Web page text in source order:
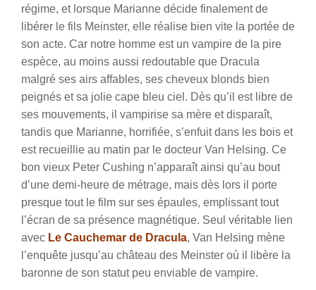
régime, et lorsque Marianne décide finalement de
libérer le fils Meinster, elle réalise bien vite la portée de
son acte. Car notre homme est un vampire de la pire
espèce, au moins aussi redoutable que Dracula
malgré ses airs affables, ses cheveux blonds bien
peignés et sa jolie cape bleu ciel. Dès qu’il est libre de
ses mouvements, il vampirise sa mère et disparaît,
tandis que Marianne, horrifiée, s’enfuit dans les bois et
est recueillie au matin par le docteur Van Helsing. Ce
bon vieux Peter Cushing n’apparaît ainsi qu’au bout
d’une demi-heure de métrage, mais dès lors il porte
presque tout le film sur ses épaules, emplissant tout
l’écran de sa présence magnétique. Seul véritable lien
avec Le Cauchemar de Dracula, Van Helsing mène
l’enquête jusqu’au château des Meinster où il libère la
baronne de son statut peu enviable de vampire.